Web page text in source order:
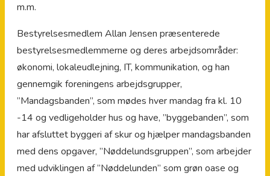
m.m.
Bestyrelsesmedlem Allan Jensen præsenterede
bestyrelsesmedlemmerne og deres arbejdsområder:
økonomi, lokaleudlejning, IT, kommunikation, og han
gennemgik foreningens arbejdsgrupper,
”Mandagsbanden”, som mødes hver mandag fra kl. 10
-14 og vedligeholder hus og have, ”byggebanden”, som
har afsluttet byggeri af skur og hjælper mandagsbanden
med dens opgaver, ”Nøddelundsgruppen”, som arbejder
med udviklingen af ”Nøddelunden” som grøn oase og